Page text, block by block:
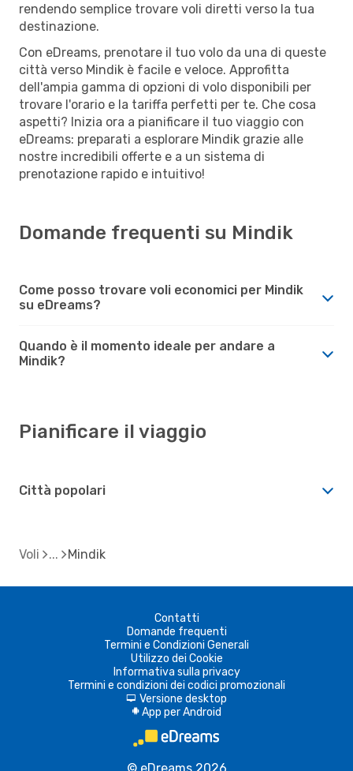
rendendo semplice trovare voli diretti verso la tua
destinazione.
Con eDreams, prenotare il tuo volo da una di queste
città verso Mindik è facile e veloce. Approfitta
dell'ampia gamma di opzioni di volo disponibili per
trovare l'orario e la tariffa perfetti per te. Che cosa
aspetti? Inizia ora a pianificare il tuo viaggio con
eDreams: preparati a esplorare Mindik grazie alle
nostre incredibili offerte e a un sistema di
prenotazione rapido e intuitivo!
Domande frequenti su Mindik
Come posso trovare voli economici per Mindik
su eDreams?
Quando è il momento ideale per andare a
Mindik?
Pianificare il viaggio
Città popolari
Voli Mindik
Contatti
Domande frequenti
Termini e Condizioni Generali
Utilizzo dei Cookie
Informativa sulla privacy
Termini e condizioni dei codici promozionali
d Versione desktop
A App per Android